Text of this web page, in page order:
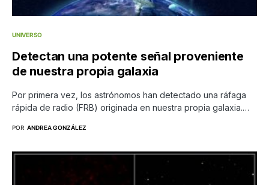
UNIVERSO
Detectan una potente señal proveniente
de nuestra propia galaxia
Por primera vez, los astrónomos han detectado una ráfaga
rápida de radio (FRB) originada en nuestra propia galaxia.…
POR ANDREA GONZÁLEZ